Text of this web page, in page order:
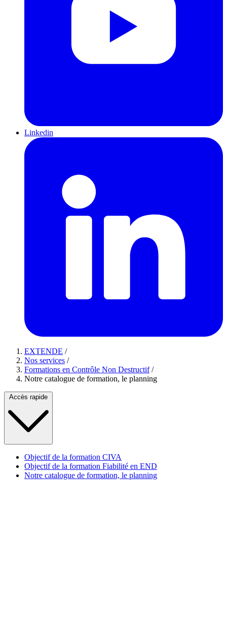
Linkedin
EXTENDE /
Nos services /
Formations en Contrôle Non Destructif /
Notre catalogue de formation, le planning
Accès rapide
Objectif de la formation CIVA
Objectif de la formation Fiabilité en END
Notre catalogue de formation, le planning